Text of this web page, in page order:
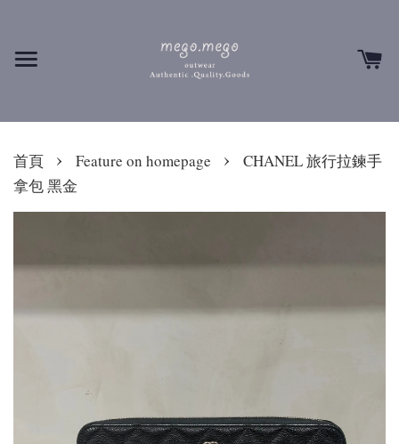
首頁 › Feature on homepage ›
CHANEL 旅行拉鍊手
拿包 黑金